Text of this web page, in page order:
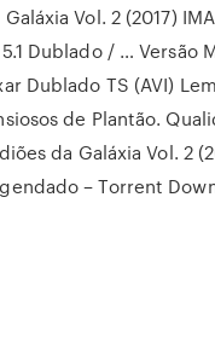
Vol. 2 (2017)
Dublado / … Versão
Dublado TS (AVI)
de Plantão.
da Galáxia Vol. 2
– Torrent